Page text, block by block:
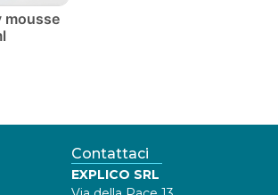
mousse
Contattaci
EXPLICO SRL